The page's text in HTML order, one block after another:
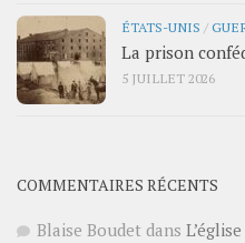
ÉTATS-UNIS /
La prison
5 JUILLET 2026
COMMENTAIRES RÉCENTS
Blaise Boudet dans